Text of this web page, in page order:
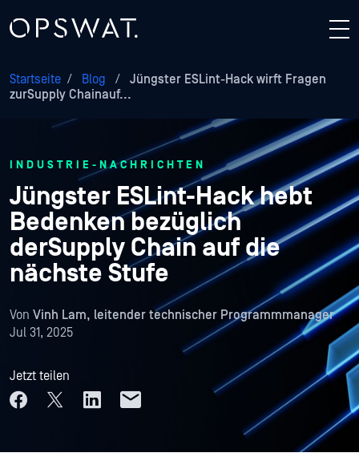
Startseite / Blog /
Jüngster ESLint-Hack wirft Fragen
zurSupply Chainauf...
INDUSTRIE-NACHRICHTEN
Jüngster ESLint-Hack hebt
Bedenken bezüglich
derSupply Chain auf die
nächste Stufe
Von Vinh Lam, leitender technischer Programmmanager
Jul 31, 2025
Jetzt teilen